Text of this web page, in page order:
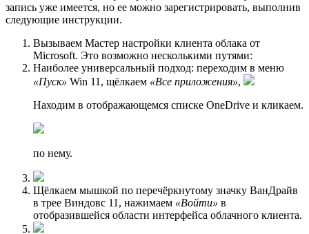
запись уже имеется, но ее можно зарегистрировать, выполнив
следующие инструкции.
Вызываем Мастер настройки клиента облака от
Microsoft. Это возможно несколькими путями:
Наиболее универсальный подход: переходим в меню
«Пуск» Win 11, щёлкаем «Все приложения»,
Находим в отображающемся списке OneDrive и кликаем.
по нему.
Щёлкаем мышкой по перечёркнутому значку ВанДрайв
в трее Виндовс 11, нажимаем «Войти» в
отобразившейся области интерфейса облачного клиента.